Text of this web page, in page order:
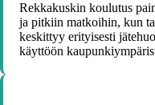
Rekkakuskin koulutus
ja pitkiin matkoihin, kun
keskittyy erityisesti
käyttöön